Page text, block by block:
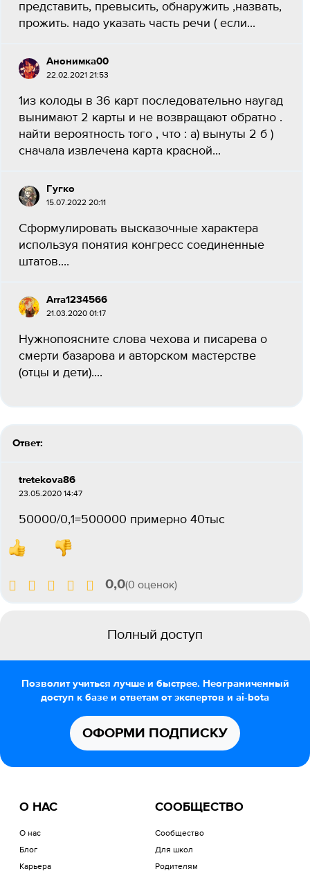
представить, превысить, обнаружить ,назвать,
прожить. надо указать часть речи ( если...
Анонимка00
22.02.2021 21:53
1из колоды в 36 карт последовательно наугад
вынимают 2 карты и не возвращают обратно .
найти вероятность того , что : а) вынуты 2 б )
сначала извлечена карта красной...
Гугко
15.07.2022 20:11
Сформулировать высказочные характера
используя понятия конгресс соединенные
штатов....
Arra1234566
21.03.2020 01:17
Нужнопоясните слова чехова и писарева о
смерти базарова и авторском мастерстве
(отцы и дети)....
Ответ:
tretekova86
23.05.2020 14:47
50000/0,1=500000 примерно 40тыс
0,0(0 оценок)
Полный доступ
Позволит учиться лучше и быстрее. Неограниченный
доступ к базе и ответам от экспертов и ai-bota
ОФОРМИ ПОДПИСКУ
О НАС
О нас
Блог
Карьера
СООБЩЕСТВО
Сообщество
Для школ
Родителям